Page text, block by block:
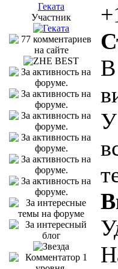
Геката
Участник
В
У